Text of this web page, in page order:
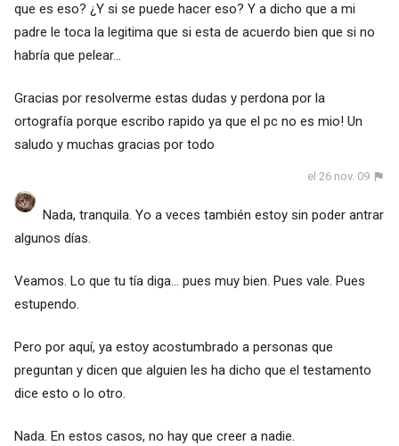
que es eso? ¿Y si se puede hacer eso? Y a dicho que a mi
padre le toca la legitima que si esta de acuerdo bien que si no
habría que pelear...
Gracias por resolverme estas dudas y perdona por la
ortografía porque escribo rapido ya que el pc no es mio! Un
saludo y muchas gracias por todo
el 26 nov. 09
Nada, tranquila. Yo a veces también estoy sin poder antrar
algunos días.
Veamos. Lo que tu tía diga... pues muy bien. Pues vale. Pues
estupendo.
Pero por aquí, ya estoy acostumbrado a personas que
preguntan y dicen que alguien les ha dicho que el testamento
dice esto o lo otro.
Nada. En estos casos, no hay que creer a nadie.